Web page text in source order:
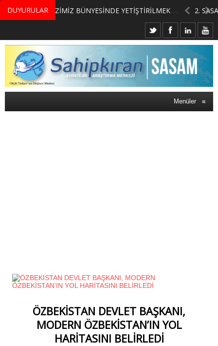
DUYURULAR MERKEZİMİZ BÜNYESİNDE YETİŞTİRİLMEK ÜZERE GÖNÜLLÜ ÜLKE MASASI UZMANI VE UZMAN ADAYLARI ARIYORUZ
Menüler ≡
ÖZBEKİSTAN DEVLET BAŞKANI,
MODERN ÖZBEKİSTAN’IN YOL
HARİTASINI BELİRLEDİ